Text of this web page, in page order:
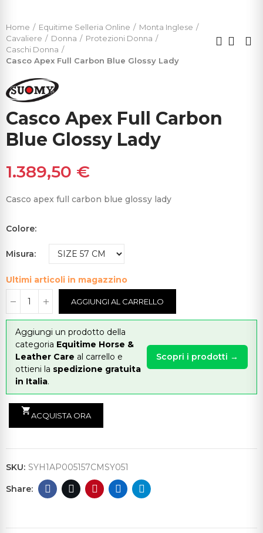
Home Equitime Selleria Online
Monta Inglese
Cavaliere
Donna
Protezioni Donna
Caschi Donna
Casco Apex Full Carbon Blue Glossy Lady
Casco Apex Full Carbon
Blue Glossy Lady
1.389,50 €
Casco apex full carbon blue glossy lady
Colore
Misura
Ultimi articoli in magazzino
AGGIUNGI AL CARRELLO
Aggiungi un prodotto della
categoria Equitime Horse &
Leather Care al carrello e
ottieni la spedizione gratuita
in Italia.
Scopri i prodotti →
shopping_cart
ACQUISTA ORA
SKU: SYH1AP005157CMSY051